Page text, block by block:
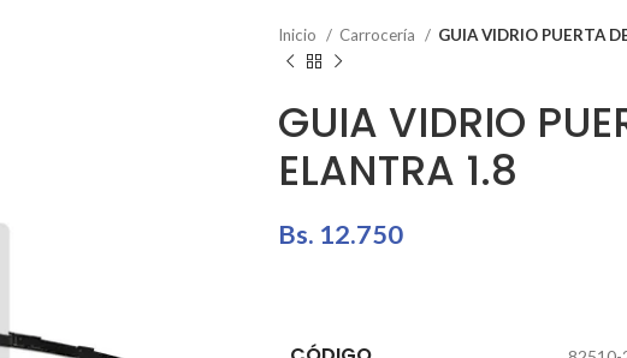
Inicio Carrocería GUIA VIDRIO PUERTA
GUIA VIDRIO
ELANTRA 1.8
Bs. 12.750